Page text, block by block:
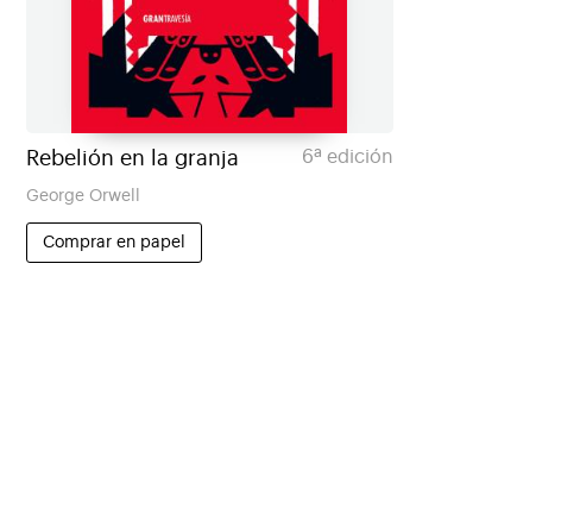
Rebelión en la granja 6ª edición
George Orwell
Comprar en papel